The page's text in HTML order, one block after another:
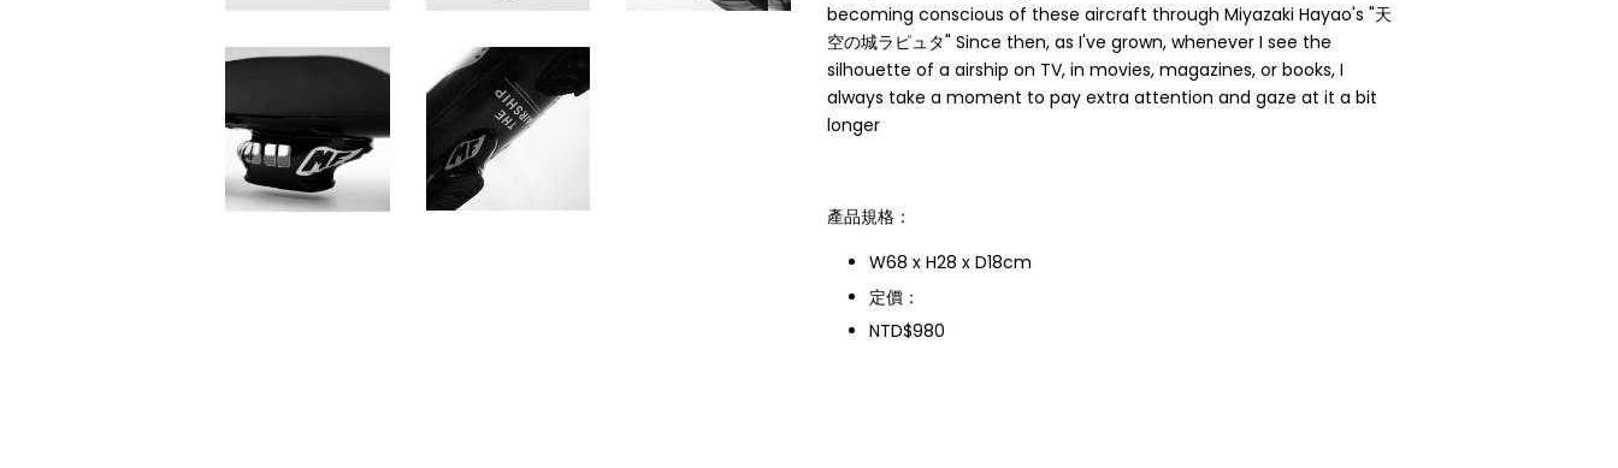
becoming conscious of these aircraft through Miyazaki Hayao's "天
空の城ラピュタ" Since then, as I've grown, whenever I see the
silhouette of a airship on TV, in movies, magazines, or books, I
always take a moment to pay extra attention and gaze at it a bit
longer
產品規格：
W68 x H28 x D18cm
定價：
NTD$980